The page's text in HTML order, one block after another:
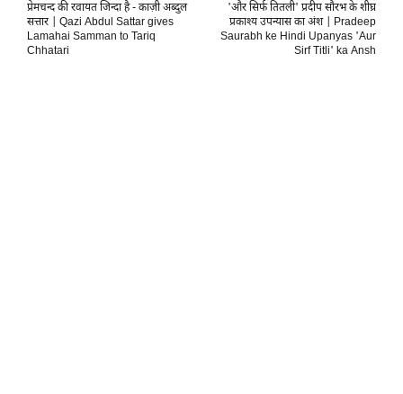
'और सिर्फ तितली' प्रदीप सौरभ के शीघ्र
प्रकाश्य उपन्यास का अंश | Pradeep
Saurabh ke Hindi Upanyas 'Aur
Sirf Titli' ka Ansh
प्रेमचन्द की रवायत जिन्दा है - काज़ी अब्दुल
सत्तार | Qazi Abdul Sattar gives
Lamahai Samman to Tariq
Chhatari